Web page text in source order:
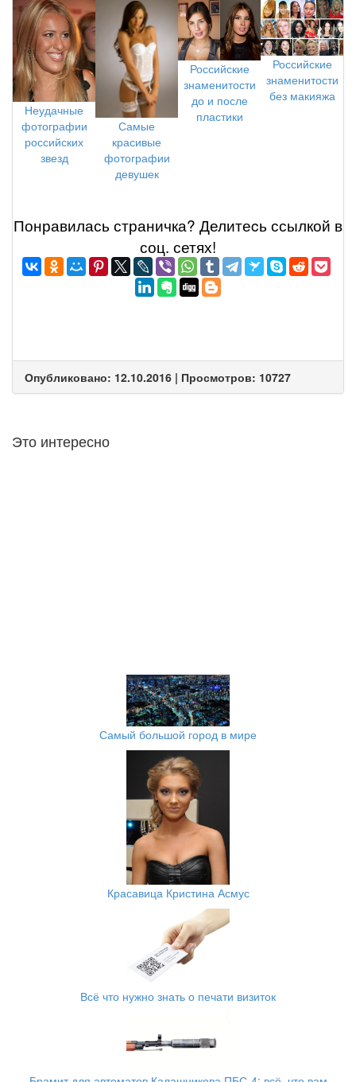
Неудачные
фотографии
российских
звезд
Самые
красивые
фотографии
девушек
Российские
знаменитости
до и после
пластики
Российские
знаменитости
без макияжа
Понравилась страничка? Делитеcь ссылкой в
соц. сетях!
Опубликовано: 12.10.2016 | Просмотров: 10727
Это интересно
Самый большой город в мире
Красавица Кристина Асмус
Всё что нужно знать о печати визиток